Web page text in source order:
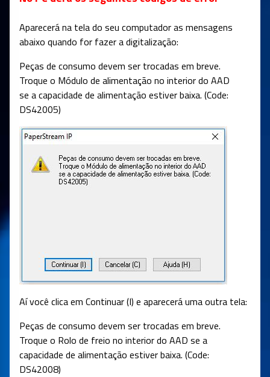
Aparecerá na tela do seu computador as mensagens
abaixo quando for fazer a digitalização:
Peças de consumo devem ser trocadas em breve.
Troque o Módulo de alimentação no interior do AAD
se a capacidade de alimentação estiver baixa. (Code:
DS42005)
Aí você clica em Continuar (I) e aparecerá uma outra tela:
Peças de consumo devem ser trocadas em breve.
Troque o Rolo de freio no interior do AAD se a
capacidade de alimentação estiver baixa. (Code:
DS42008)